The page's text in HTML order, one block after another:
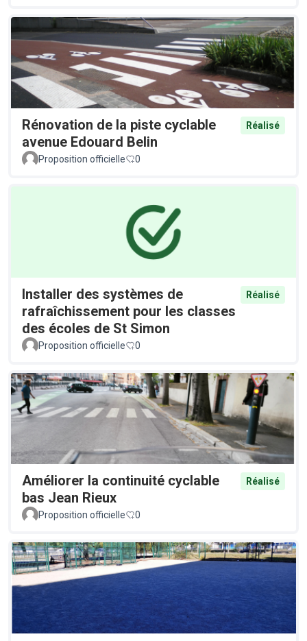
Rénovation de la piste cyclable
avenue Edouard Belin
Réalisé
Proposition officielle 0
Installer des systèmes de
rafraîchissement pour les classes
des écoles de St Simon
Réalisé
Proposition officielle 0
Améliorer la continuité cyclable
bas Jean Rieux
Réalisé
Proposition officielle 0